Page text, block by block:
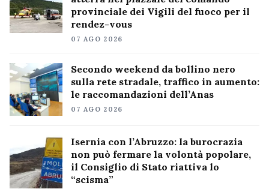
provinciale dei Vigili del fuoco per il
rendez-vous
07 AGO 2026
Secondo weekend da bollino nero
sulla rete stradale, traffico in aumento:
le raccomandazioni dell’Anas
07 AGO 2026
Isernia con l’Abruzzo: la burocrazia
non può fermare la volontà popolare,
il Consiglio di Stato riattiva lo
“scisma”